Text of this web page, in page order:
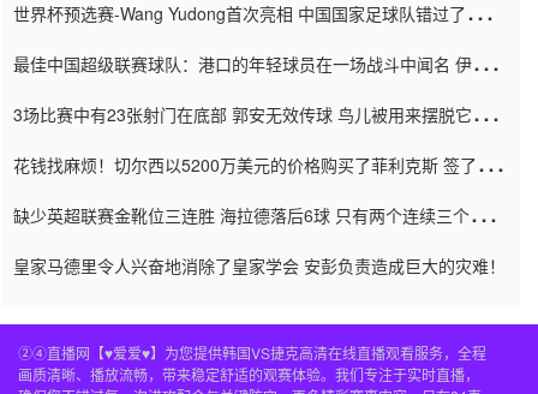
世界杯预选赛-Wang Yudong首次亮相 中国国家足球队错过了世界
最佳中国超级联赛球队：港口的年轻球员在一场战斗中闻名 伊万放
3场比赛中有23张射门在底部 郭安无效传球 鸟儿被用来摆脱它
花钱找麻烦！切尔西以5200万美元的价格购买了菲利克斯 签了7年
缺少英超联赛金靴位三连胜 海拉德落后6球 只有两个连续三个连续
皇家马德里令人兴奋地消除了皇家学会 安彭负责造成巨大的灾难！
②④直播网【♥爱爱♥】为您提供韩国VS捷克高清在线直播观看服务，全程
画质清晰、播放流畅，带来稳定舒适的观赛体验。我们专注于实时直播，